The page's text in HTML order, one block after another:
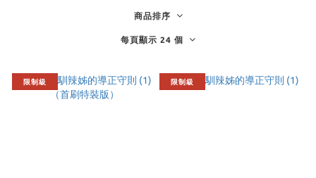
沉默魔女、86不存在的戰區  一抽入魂
商品排序
每頁顯示 24 個
限制級 限制級